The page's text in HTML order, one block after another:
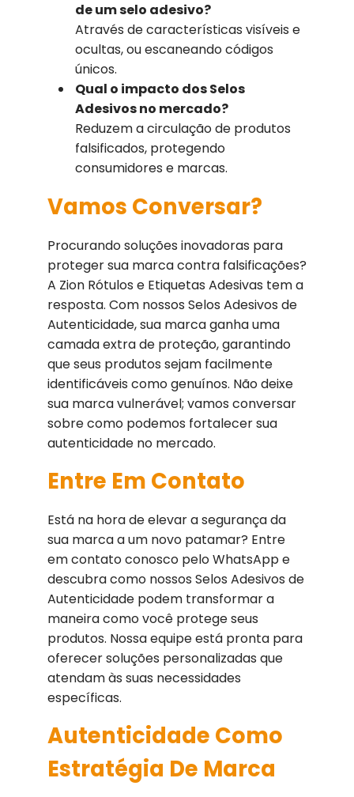
de um selo adesivo?
Através de características visíveis e
ocultas, ou escaneando códigos
únicos.
Qual o impacto dos Selos
Adesivos no mercado?
Reduzem a circulação de produtos
falsificados, protegendo
consumidores e marcas.
Vamos Conversar?
Procurando soluções inovadoras para
proteger sua marca contra falsificações?
A Zion Rótulos e Etiquetas Adesivas tem a
resposta. Com nossos Selos Adesivos de
Autenticidade, sua marca ganha uma
camada extra de proteção, garantindo
que seus produtos sejam facilmente
identificáveis como genuínos. Não deixe
sua marca vulnerável; vamos conversar
sobre como podemos fortalecer sua
autenticidade no mercado.
Entre Em Contato
Está na hora de elevar a segurança da
sua marca a um novo patamar? Entre
em contato conosco pelo WhatsApp e
descubra como nossos Selos Adesivos de
Autenticidade podem transformar a
maneira como você protege seus
produtos. Nossa equipe está pronta para
oferecer soluções personalizadas que
atendam às suas necessidades
específicas.
Autenticidade Como
Estratégia De Marca